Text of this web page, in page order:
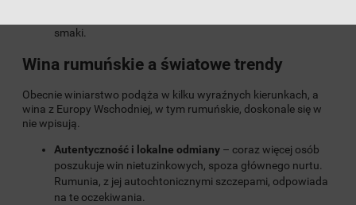
smaki.
Wina rumuńskie a światowe trendy
Obecnie winiarstwo podąża w kilku wyraźnych kierunkach, a
wina z Europy Wschodniej, w tym rumuńskie, doskonale się w
nie wpisują.
Autentyczność i lokalne odmiany – coraz więcej osób
poszukuje win nietuzinkowych, spoza głównego nurtu.
Rumunia, z jej autochtonicznymi szczepami, odpowiada
na te oczekiwania.